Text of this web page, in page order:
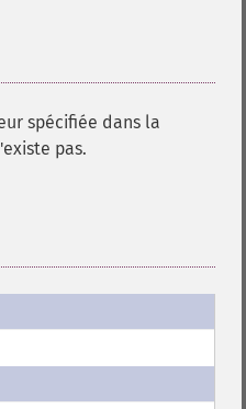
spécifiée dans la
pas.